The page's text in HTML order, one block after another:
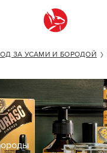
ЗА УСАМИ И БОРОДОЙ